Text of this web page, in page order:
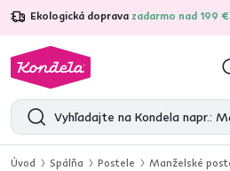
Ekologická doprava zadarmo nad 199 €
4,7 31 157overených
Úvod Spálňa Postele Manželské